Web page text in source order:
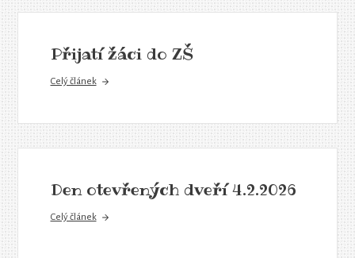
Přijatí žáci do ZŠ
Celý článek
Den otevřených dveří 4.2.2026
Celý článek